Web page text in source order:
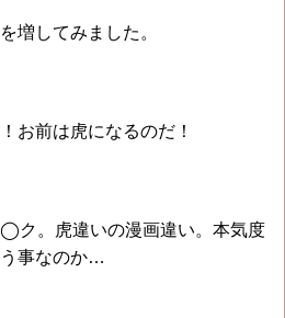
増してみました。
お前は虎になるのだ！
ク。虎違いの漫画違い。本気度
事なのか…